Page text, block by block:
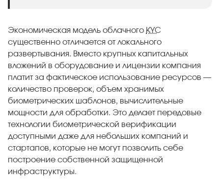
Экономическая модель облачного KYC
существенно отличается от локального
развертывания. Вместо крупных капитальных
вложений в оборудование и лицензии компания
платит за фактическое использование ресурсов —
количество проверок, объем хранимых
биометрических шаблонов, вычислительные
мощности для обработки. Это делает передовые
технологии биометрической верификации
доступными даже для небольших компаний и
стартапов, которые не могут позволить себе
построение собственной защищенной
инфраструктуры.